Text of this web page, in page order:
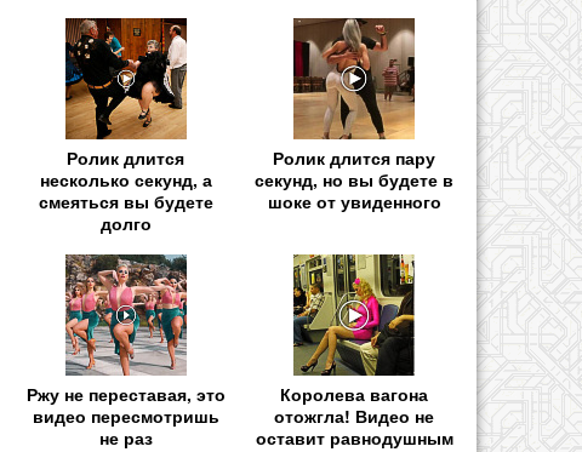
Ролик длится
несколько секунд, а
смеяться вы будете
долго
Ролик длится пару
секунд, но вы будете в
шоке от увиденного
Ржу не переставая, это
видео пересмотришь
не раз
Королева вагона
отожгла! Видео не
оставит равнодушным